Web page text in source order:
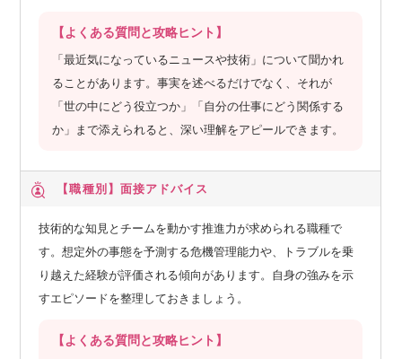
【よくある質問と攻略ヒント】
「最近気になっているニュースや技術」について聞かれ
ることがあります。事実を述べるだけでなく、それが
「世の中にどう役立つか」「自分の仕事にどう関係する
か」まで添えられると、深い理解をアピールできます。
【職種別】 面接アドバイス
技術的な知見とチームを動かす推進力が求められる職種で
す。想定外の事態を予測する危機管理能力や、トラブルを乗
り越えた経験が評価される傾向があります。自身の強みを示
すエピソードを整理しておきましょう。
【よくある質問と攻略ヒント】